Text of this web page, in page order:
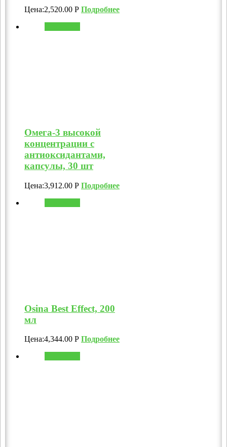
Цена:2,520.00 Р Подробнее
Омега-3 высокой
концентрации с
антиоксидантами,
капсулы, 30 шт
Цена:3,912.00 Р Подробнее
Osina Best Effect, 200
мл
Цена:4,344.00 Р Подробнее